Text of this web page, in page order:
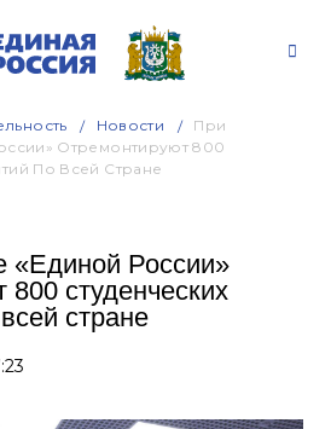
Новости
При
Отремонтируют 800
По Всей Стране
«Единой России»
студенческих
стране